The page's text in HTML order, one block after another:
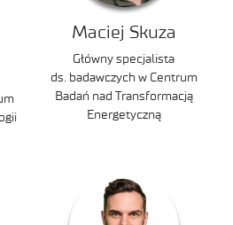
Maciej Skuza
Główny specjalista
ds. badawczych w Centrum
Badań nad Transformacją
Energetyczną